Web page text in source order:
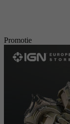
Promotie